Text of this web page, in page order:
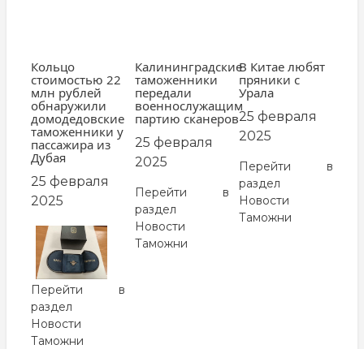
Кольцо
стоимостью 22
млн рублей
обнаружили
домодедовские
таможенники у
пассажира из
Дубая
25 февраля
2025
заглавная
картинка
Перейти в
раздел
Новости
Таможни
Калининградские
таможенники
передали
военнослужащим
партию сканеров
25 февраля
2025
Перейти в
раздел
Новости
Таможни
В Китае любят
пряники с
Урала
25 февраля
2025
Перейти в
раздел
Новости
Таможни